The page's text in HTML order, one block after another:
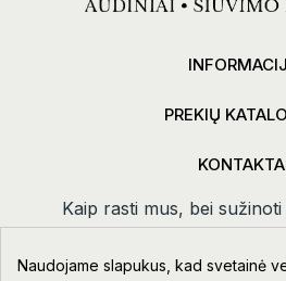
PREKIŲ
Kaip rasti mus, bei
paspaudus
Taikos pr. 111-
Naudojame slapukus, kad svetainė